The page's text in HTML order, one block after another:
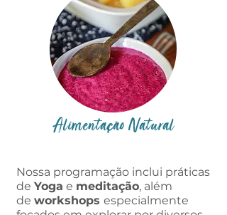
Alimentação Natural
Nossa programação inclui práticas
de Yoga e meditação, além
de workshops especialmente